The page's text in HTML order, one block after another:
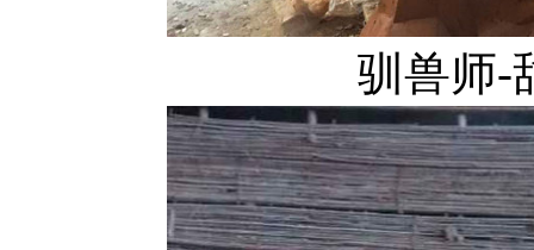
驯兽师-